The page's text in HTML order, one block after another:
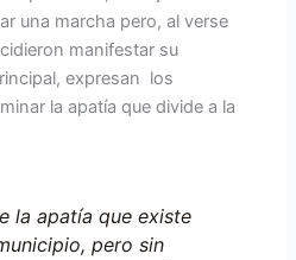
una marcha pero, al verse
manifestar su
expresan los
la apatía que divide a la
la apatía que existe
pero sin